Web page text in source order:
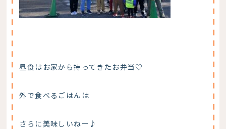
昼食はお家から持ってきたお弁当♡
外で食べるごはんは
さらに美味しいねー♪